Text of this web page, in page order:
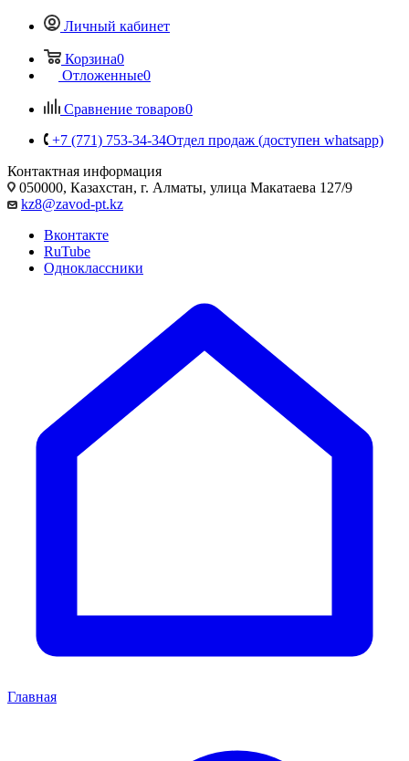
Личный кабинет
Корзина0
Отложенные0
Сравнение товаров0
+7 (771) 753-34-34Отдел продаж (доступен whatsapp)
Контактная информация
050000, Казахстан, г. Алматы, улица Макатаева 127/9
kz8@zavod-pt.kz
Вконтакте
RuTube
Одноклассники
Главная